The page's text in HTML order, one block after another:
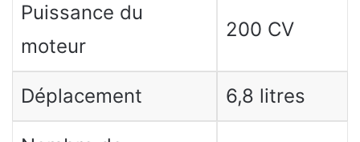
Puissance du
moteur
200 CV
Déplacement 6,8 litres